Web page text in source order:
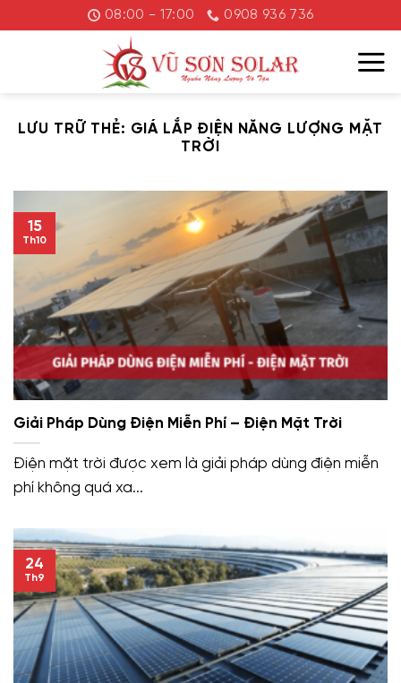
đến
08:00 - 17:00 0908 936 736
LƯU TRỮ THẺ: GIÁ LẮP ĐIỆN NĂNG LƯỢNG MẶT
TRỜI
Giải Pháp Dùng Điện Miễn Phí – Điện Mặt Trời
Điện mặt trời được xem là giải pháp dùng điện miễn
phí không quá xa...
15
Th10
24
Th9